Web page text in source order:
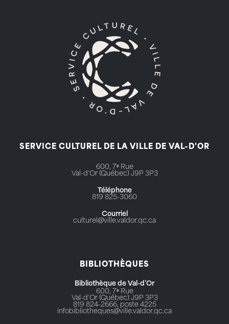
SERVICE CULTUREL DE LA VILLE DE VAL-D'OR
600, 7ᵉ Rue
Val-d'Or (Québec) J9P 3P3
Téléphone
819 825-3060
Courriel
culturel@ville.valdor.qc.ca
BIBLIOTHÈQUES
Bibliothèque de Val-d’Or
600, 7ᵉ Rue
Val-d'Or (Québec) J9P 3P3
819 824-2666, poste 4225
infobibliotheques@ville.valdor.qc.ca